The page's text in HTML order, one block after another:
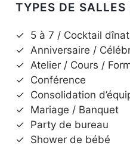
TYPES DE SALLES
✓ 5 à 7 / Cocktail
✓ Anniversaire /
✓ Atelier / Cours /
✓ Conférence
✓ Consolidation
✓ Mariage / Banquet
✓ Party de bureau
✓ Shower de bébé